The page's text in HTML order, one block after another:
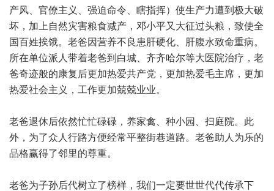
产风、官僚主义、强迫命令、瞎指挥）使生产力遭到极大破
坏，加上自然灾害粮食减产，邓小平又大征过头粮，致使全
国百姓挨饿。老爸因营养不良患肝硬化、肝腹水致命重病。
所在单位派人带着老爸到白城、齐齐哈尔等大医院治疗，老
爸奇迹般的康复后更加热爱共产党，更加热爱毛主席，更加
热爱社会主义，工作更加兢兢业业。
老爸退休后依然忙忙碌碌，养家禽、种小园、扫庭院。此
外，为了众人行路方便经常平整街巷道路。老爸助人为乐的
品格赢得了邻里的尊重。
老爸为子孙后代树立了榜样，我们一定要世世代代传承下